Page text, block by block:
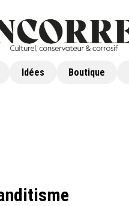
Idées Boutique